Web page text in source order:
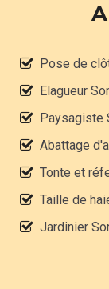
Pose de
Elagueur
Paysagiste
Abattage
Tonte et
Taille de
Jardinier